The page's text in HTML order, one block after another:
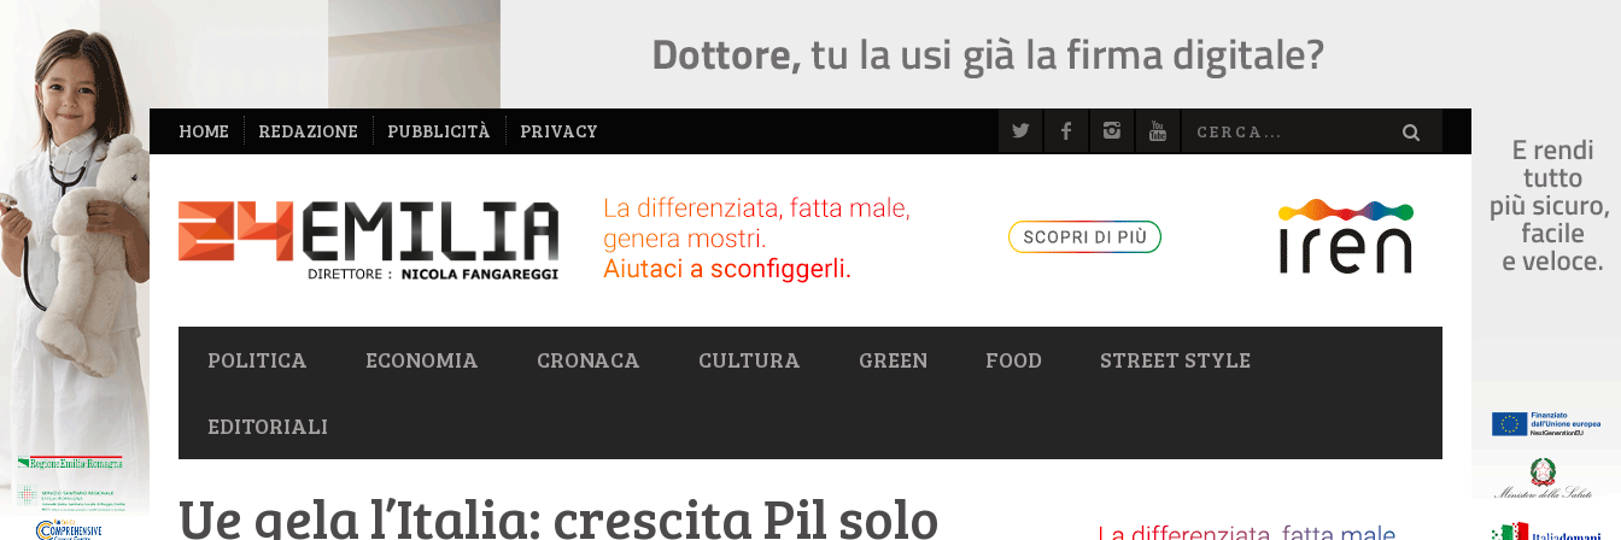
NAVIGAZIONE
SECONDARIA
HOME REDAZIONE PUBBLICITÀ PRIVACY
NAVIGAZIONE
PRIMARIA
POLITICA ECONOMIA CRONACA CULTURA GREEN FOOD STREET STYLE
EDITORIALI
Ue gela l’Italia: crescita Pil solo